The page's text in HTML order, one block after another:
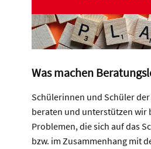
Was machen
Schülerinnen und Schüler
beraten und unterstützen wir
Problemen, die sich auf das
bzw. im Zusammenhang mit